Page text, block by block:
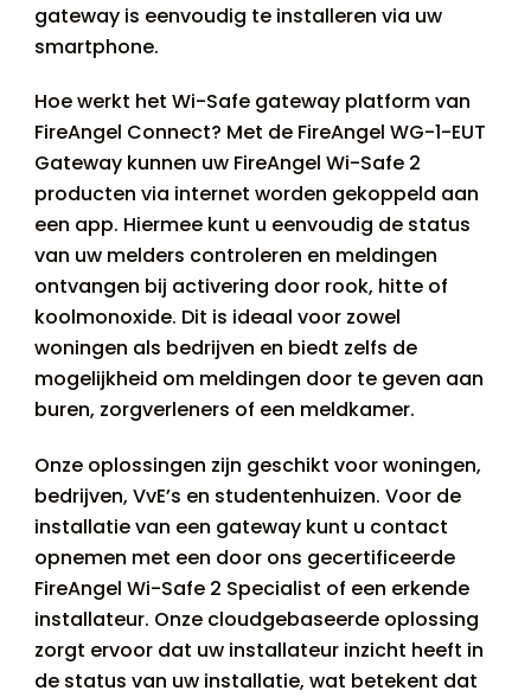
gateway is eenvoudig te installeren via uw
smartphone.
Hoe werkt het Wi-Safe gateway platform van
FireAngel Connect? Met de FireAngel WG-1-EUT
Gateway kunnen uw FireAngel Wi-Safe 2
producten via internet worden gekoppeld aan
een app. Hiermee kunt u eenvoudig de status
van uw melders controleren en meldingen
ontvangen bij activering door rook, hitte of
koolmonoxide. Dit is ideaal voor zowel
woningen als bedrijven en biedt zelfs de
mogelijkheid om meldingen door te geven aan
buren, zorgverleners of een meldkamer.
Onze oplossingen zijn geschikt voor woningen,
bedrijven, VvE’s en studentenhuizen. Voor de
installatie van een gateway kunt u contact
opnemen met een door ons gecertificeerde
FireAngel Wi-Safe 2 Specialist of een erkende
installateur. Onze cloudgebaseerde oplossing
zorgt ervoor dat uw installateur inzicht heeft in
de status van uw installatie, wat betekent dat